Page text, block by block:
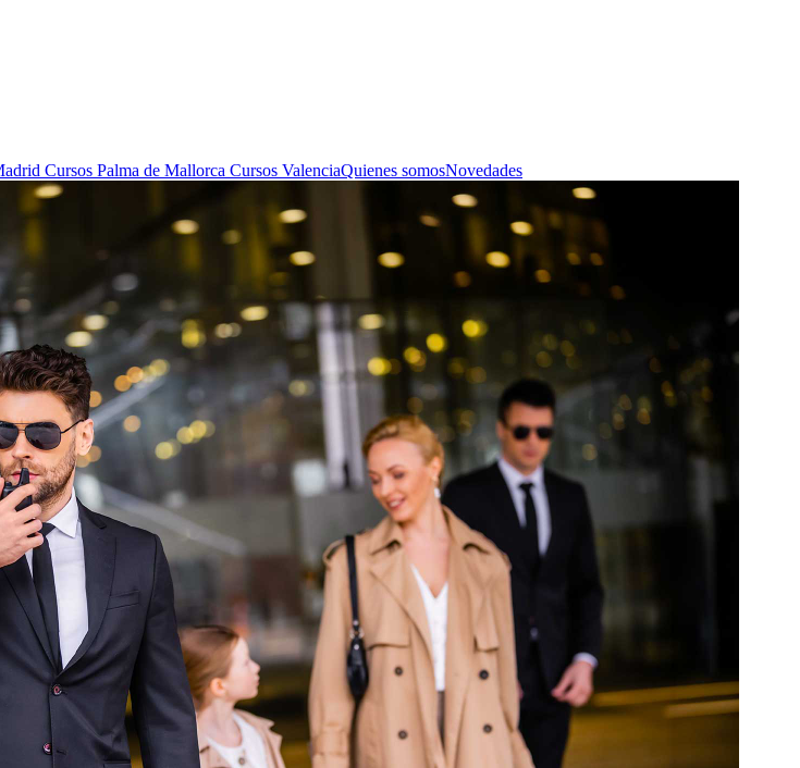
Cursos Palma de Mallorca Cursos ValenciaQuienes somosNovedades